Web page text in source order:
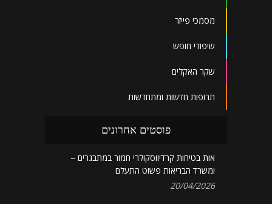
מסמכי פייזר
שיפודי חופש
שקר האקלים
תרופות חדשות ומתחדשות
פוסטים אחרונים
אות בטיחות קרדיווסקולרי חמור במתבגרים –
ומשרד הבריאות פשוט התעלם
20/04/2026